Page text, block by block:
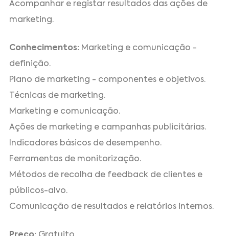
Acompanhar e registar resultados das ações de
marketing.
Conhecimentos: Marketing e comunicação -
definição.
Plano de marketing - componentes e objetivos.
Técnicas de marketing.
Marketing e comunicação.
Ações de marketing e campanhas publicitárias.
Indicadores básicos de desempenho.
Ferramentas de monitorização.
Métodos de recolha de feedback de clientes e
públicos-alvo.
Comunicação de resultados e relatórios internos.